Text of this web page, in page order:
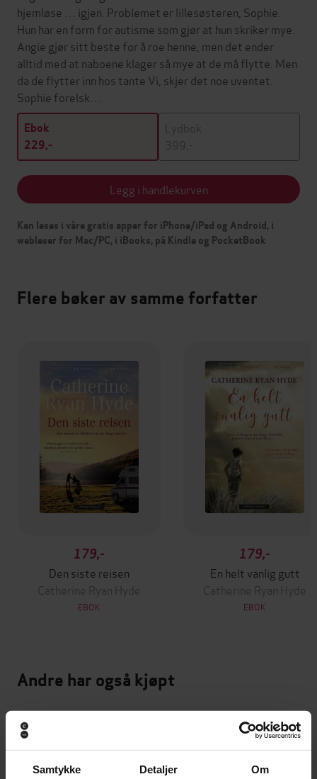
Samtykke Detaljer Om
hjemløse … igjen. Problemet er lillesøsteren, Sophie.
Hun har en form for autisme som gjør at hun skriker mye.
Angie gjør sitt beste for å roe henne, men det ender
alltid med at naboene klager så mye at de må flytte. Men
da de flytter inn hos tante Vi, skjer det noe uventet.
Sophie forelsk…
Ebok
229,-
Lydbok
399,-
Legg i handlekurven
Kan leses i våre gratis apper for iPhone/iPad og Android, i
webleser for Mac/PC, i iBooks, på Kindle og PocketBook
Flere bøker av samme forfatter
179,-
Den siste reisen
Catherine Ryan Hyde
EBOK
179,-
En helt vanlig gutt
Catherine Ryan Hyde
EBOK
Andre har også kjøpt